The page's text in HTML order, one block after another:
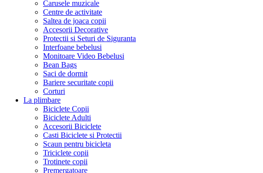
Carusele muzicale
Centre de activitate
Saltea de joaca copii
Accesorii Decorative
Protectii si Seturi de Siguranta
Interfoane bebelusi
Monitoare Video Bebelusi
Bean Bags
Saci de dormit
Bariere securitate copii
Corturi
La plimbare
Biciclete Copii
Biciclete Adulti
Accesorii Biciclete
Casti Biciclete si Protectii
Scaun pentru bicicleta
Triciclete copii
Trotinete copii
Premergatoare